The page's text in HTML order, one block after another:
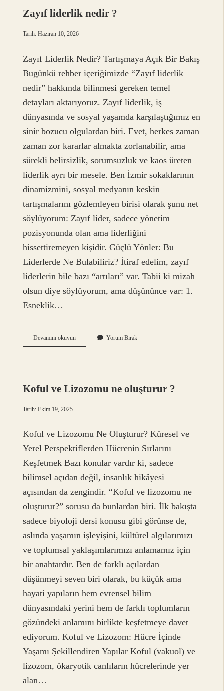
Zayıf liderlik nedir ?
Tarih: Haziran 10, 2026
Zayıf Liderlik Nedir? Tartışmaya Açık Bir Bakış
Bugünkü rehber içeriğimizde “Zayıf liderlik
nedir” hakkında bilinmesi gereken temel
detayları aktarıyoruz. Zayıf liderlik, iş
dünyasında ve sosyal yaşamda karşılaştığımız en
sinir bozucu olgulardan biri. Evet, herkes zaman
zaman zor kararlar almakta zorlanabilir, ama
sürekli belirsizlik, sorumsuzluk ve kaos üreten
liderlik ayrı bir mesele. Ben İzmir sokaklarının
dinamizmini, sosyal medyanın keskin
tartışmalarını gözlemleyen birisi olarak şunu net
söylüyorum: Zayıf lider, sadece yönetim
pozisyonunda olan ama liderliğini
hissettiremeyen kişidir. Güçlü Yönler: Bu
Liderlerde Ne Bulabiliriz? İtiraf edelim, zayıf
liderlerin bile bazı “artıları” var. Tabii ki mizah
olsun diye söylüyorum, ama düşününce var: 1.
Esneklik…
Devamını okuyunZayıf
liderlik
Yorum Bırak
Koful ve Lizozomu ne oluşturur ?
Tarih: Ekim 19, 2025
Koful ve Lizozomu Ne Oluşturur? Küresel ve
Yerel Perspektiflerden Hücrenin Sırlarını
Keşfetmek Bazı konular vardır ki, sadece
bilimsel açıdan değil, insanlık hikâyesi
açısından da zengindir. “Koful ve lizozomu ne
oluşturur?” sorusu da bunlardan biri. İlk bakışta
sadece biyoloji dersi konusu gibi görünse de,
aslında yaşamın işleyişini, kültürel algılarımızı
ve toplumsal yaklaşımlarımızı anlamamız için
bir anahtardır. Ben de farklı açılardan
düşünmeyi seven biri olarak, bu küçük ama
hayati yapıların hem evrensel bilim
dünyasındaki yerini hem de farklı toplumların
gözündeki anlamını birlikte keşfetmeye davet
ediyorum. Koful ve Lizozom: Hücre İçinde
Yaşamı Şekillendiren Yapılar Koful (vakuol) ve
lizozom, ökaryotik canlıların hücrelerinde yer
alan…